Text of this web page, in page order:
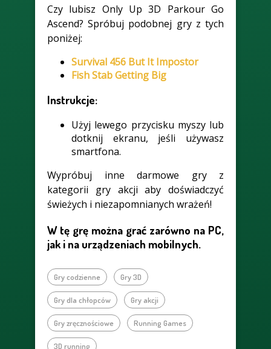
Czy lubisz Only Up 3D Parkour Go
Ascend? Spróbuj podobnej gry z tych
poniżej:
Survival 456 But It Impostor
Fish Stab Getting Big
Instrukcje:
Użyj lewego przycisku myszy lub
dotknij ekranu, jeśli używasz
smartfona.
Wypróbuj inne darmowe gry z
kategorii gry akcji aby doświadczyć
świeżych i niezapomnianych wrażeń!
W tę grę można grać zarówno na PC,
jak i na urządzeniach mobilnych.
Gry codzienne Gry 3D
Gry dla chłopców Gry akcji
Gry zręcznościowe Running Games
3D running